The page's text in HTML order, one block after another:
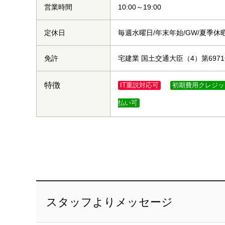
営業時間 10:00～19:00
定休日 毎週水曜日/年末年始/GW/夏季休
免許 宅建業 国土交通大臣（4）第
特徴 IT重説対応可 初期費用クレジ
払い可
スタッフよりメッセージ